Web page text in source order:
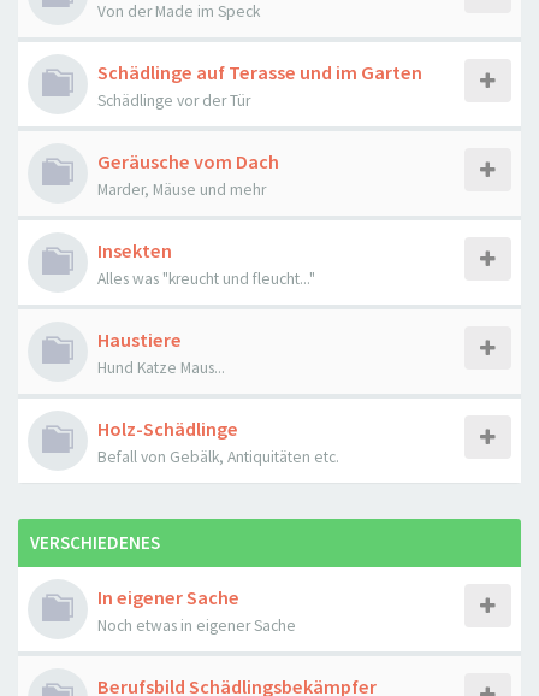
Von der Made im Speck
Schädlinge auf Terasse und im Garten
Schädlinge vor der Tür
Geräusche vom Dach
Marder, Mäuse und mehr
Insekten
Alles was "kreucht und fleucht..."
Haustiere
Hund Katze Maus...
Holz-Schädlinge
Befall von Gebälk, Antiquitäten etc.
VERSCHIEDENES
In eigener Sache
Noch etwas in eigener Sache
Berufsbild Schädlingsbekämpfer